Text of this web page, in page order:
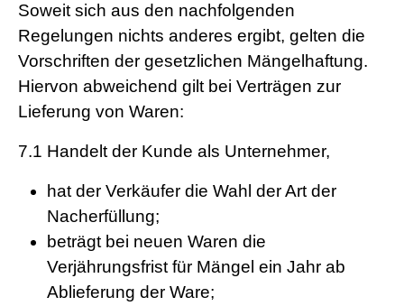
Soweit sich aus den nachfolgenden
Regelungen nichts anderes ergibt, gelten die
Vorschriften der gesetzlichen Mängelhaftung.
Hiervon abweichend gilt bei Verträgen zur
Lieferung von Waren:
7.1 Handelt der Kunde als Unternehmer,
hat der Verkäufer die Wahl der Art der
Nacherfüllung;
beträgt bei neuen Waren die
Verjährungsfrist für Mängel ein Jahr ab
Ablieferung der Ware;